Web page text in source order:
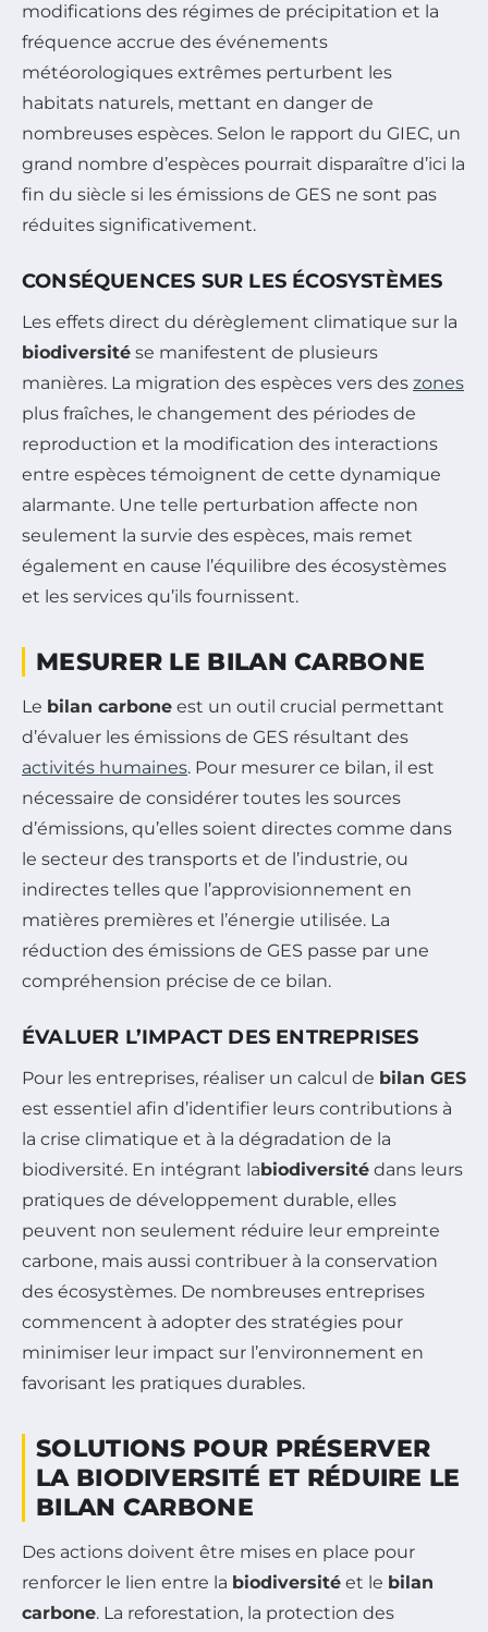
modifications des régimes de précipitation et la
fréquence accrue des événements
météorologiques extrêmes perturbent les
habitats naturels, mettant en danger de
nombreuses espèces. Selon le rapport du GIEC, un
grand nombre d’espèces pourrait disparaître d’ici la
fin du siècle si les émissions de GES ne sont pas
réduites significativement.
CONSÉQUENCES SUR LES ÉCOSYSTÈMES
Les effets direct du dérèglement climatique sur la
biodiversité se manifestent de plusieurs
manières. La migration des espèces vers des zones
plus fraîches, le changement des périodes de
reproduction et la modification des interactions
entre espèces témoignent de cette dynamique
alarmante. Une telle perturbation affecte non
seulement la survie des espèces, mais remet
également en cause l’équilibre des écosystèmes
et les services qu’ils fournissent.
MESURER LE BILAN CARBONE
Le bilan carbone est un outil crucial permettant
d’évaluer les émissions de GES résultant des
activités humaines. Pour mesurer ce bilan, il est
nécessaire de considérer toutes les sources
d’émissions, qu’elles soient directes comme dans
le secteur des transports et de l’industrie, ou
indirectes telles que l’approvisionnement en
matières premières et l’énergie utilisée. La
réduction des émissions de GES passe par une
compréhension précise de ce bilan.
ÉVALUER L’IMPACT DES ENTREPRISES
Pour les entreprises, réaliser un calcul de bilan GES
est essentiel afin d’identifier leurs contributions à
la crise climatique et à la dégradation de la
biodiversité. En intégrant labiodiversité dans leurs
pratiques de développement durable, elles
peuvent non seulement réduire leur empreinte
carbone, mais aussi contribuer à la conservation
des écosystèmes. De nombreuses entreprises
commencent à adopter des stratégies pour
minimiser leur impact sur l’environnement en
favorisant les pratiques durables.
SOLUTIONS POUR PRÉSERVER
LA BIODIVERSITÉ ET RÉDUIRE LE
BILAN CARBONE
Des actions doivent être mises en place pour
renforcer le lien entre la biodiversité et le bilan
carbone. La reforestation, la protection des